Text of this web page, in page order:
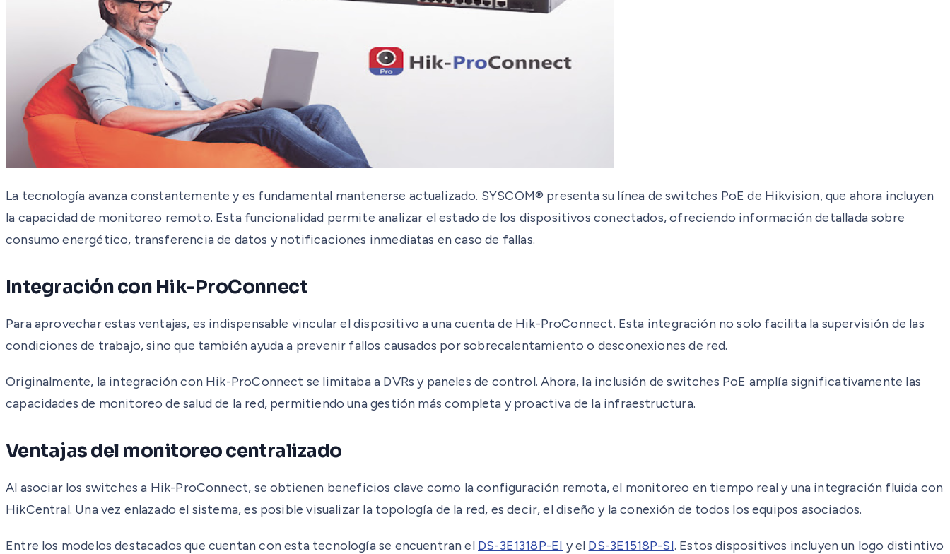
La tecnología avanza constantemente y es fundamental mantenerse actualizado. SYSCOM® presenta su línea de switches PoE de Hikvision, que ahora incluyen
la capacidad de monitoreo remoto. Esta funcionalidad permite analizar el estado de los dispositivos conectados, ofreciendo información detallada sobre
consumo energético, transferencia de datos y notificaciones inmediatas en caso de fallas.
Integración con Hik-ProConnect
Para aprovechar estas ventajas, es indispensable vincular el dispositivo a una cuenta de Hik-ProConnect. Esta integración no solo facilita la supervisión de las
condiciones de trabajo, sino que también ayuda a prevenir fallos causados por sobrecalentamiento o desconexiones de red.
Originalmente, la integración con Hik-ProConnect se limitaba a DVRs y paneles de control. Ahora, la inclusión de switches PoE amplía significativamente las
capacidades de monitoreo de salud de la red, permitiendo una gestión más completa y proactiva de la infraestructura.
Ventajas del monitoreo centralizado
Al asociar los switches a Hik-ProConnect, se obtienen beneficios clave como la configuración remota, el monitoreo en tiempo real y una integración fluida con
HikCentral. Una vez enlazado el sistema, es posible visualizar la topología de la red, es decir, el diseño y la conexión de todos los equipos asociados.
Entre los modelos destacados que cuentan con esta tecnología se encuentran el DS-3E1318P-EI y el DS-3E1518P-SI. Estos dispositivos incluyen un logo distintivo